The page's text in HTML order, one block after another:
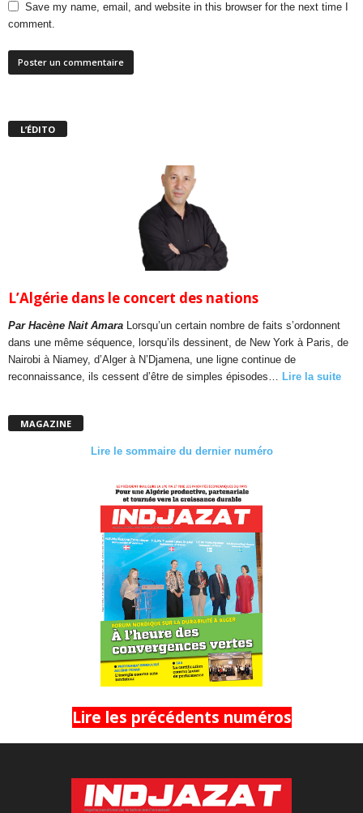
Save my name, email, and website in this browser for the next time I
comment.
L’ÉDITO
L’Algérie dans le concert des nations
Par Hacène Nait Amara
Lorsqu’un certain nombre de faits s’ordonnent
dans une même séquence, lorsqu’ils dessinent, de New York à Paris, de
Nairobi à Niamey, d’Alger à N’Djamena, une ligne continue de
reconnaissance, ils cessent d’être de simples épisodes…
Lire la suite
MAGAZINE
Lire le sommaire du dernier numéro
Lire les précédents numéros